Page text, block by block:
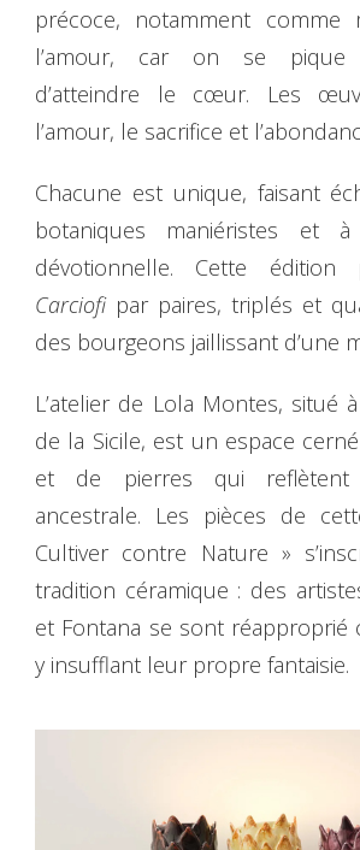
précoce, notamment comme
l’amour, car on se pique
d’atteindre le cœur. Les
l’amour, le sacrifice et
Chacune est unique, faisant
botaniques maniéristes et
dévotionnelle. Cette édition
Carciofipar paires, triplés et
des bourgeons jaillissant d’une
L’atelier de Lola Montes, situé
de la Sicile, est un espace
et de pierres qui reflètent
ancestrale. Les pièces de
Cultiver contre Nature »
tradition céramique : des
et Fontana se sont réapproprié
y insufflant leur propre fantaisie.